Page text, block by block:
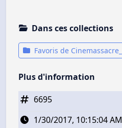
Dans ces collections
Favoris de Cinemassacre_
Plus d'information
6695
1/30/2017, 10:15:04 AM